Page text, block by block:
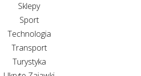
Sklepy
Sport
Technologia
Transport
Turystyka